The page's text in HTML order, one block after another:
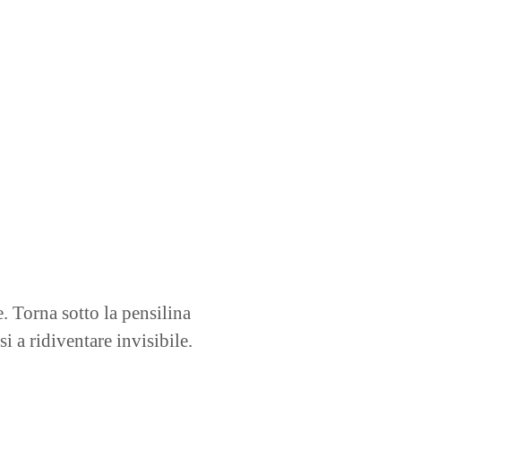
Torna sotto la pensilina
a ridiventare invisibile.